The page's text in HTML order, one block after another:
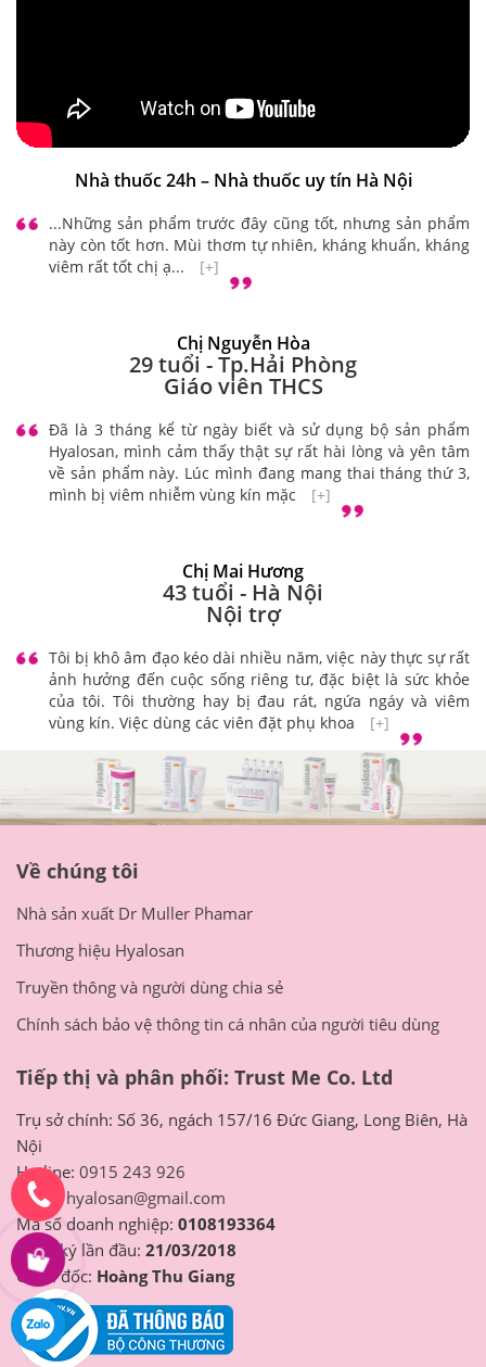
Nhà thuốc 24h – Nhà thuốc uy tín Hà Nội
...Những sản phẩm trước đây cũng tốt, nhưng sản phẩm
này còn tốt hơn. Mùi thơm tự nhiên, kháng khuẩn, kháng
viêm rất tốt chị ạ...
[+]
Chị Nguyễn Hòa
29 tuổi - Tp.Hải Phòng
Giáo viên THCS
Đã là 3 tháng kể từ ngày biết và sử dụng bộ sản phẩm
Hyalosan, mình cảm thấy thật sự rất hài lòng và yên tâm
về sản phẩm này. Lúc mình đang mang thai tháng thứ 3,
mình bị viêm nhiễm vùng kín mặc
[+]
Chị Mai Hương
43 tuổi - Hà Nội
Nội trợ
Tôi bị khô âm đạo kéo dài nhiều năm, việc này thực sự rất
ảnh hưởng đến cuộc sống riêng tư, đặc biệt là sức khỏe
của tôi. Tôi thường hay bị đau rát, ngứa ngáy và viêm
vùng kín. Việc dùng các viên đặt phụ khoa
[+]
Về chúng tôi
Nhà sản xuất Dr Muller Phamar
Thương hiệu Hyalosan
Truyền thông và người dùng chia sẻ
Chính sách bảo vệ thông tin cá nhân của người tiêu dùng
Tiếp thị và phân phối: Trust Me Co. Ltd
Trụ sở chính: Số 36, ngách 157/16 Đức Giang, Long Biên, Hà
Nội
Hotline: 0915 243 926
Email:hyalosan@gmail.com
Mã số doanh nghiệp: 0108193364
Đăng ký lần đầu: 21/03/2018
Giám đốc: Hoàng Thu Giang